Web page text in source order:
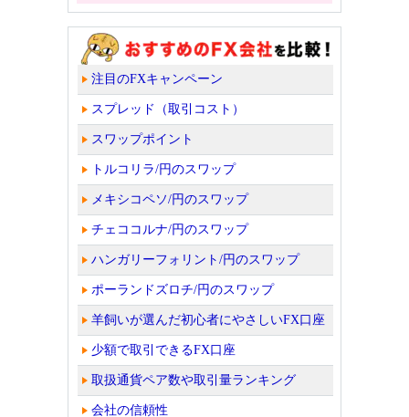
注目のFXキャンペーン
スプレッド（取引コスト）
スワップポイント
トルコリラ/円のスワップ
メキシコペソ/円のスワップ
チェココルナ/円のスワップ
ハンガリーフォリント/円のスワップ
ポーランドズロチ/円のスワップ
羊飼いが選んだ初心者にやさしいFX口座
少額で取引できるFX口座
取扱通貨ペア数や取引量ランキング
会社の信頼性